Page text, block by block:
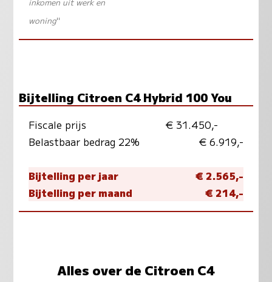
inkomen uit werk en
woning"
Bijtelling Citroen C4 Hybrid 100 You
Fiscale prijs
€ 31.450,-
Belastbaar bedrag 22%
€ 6.919,-
Bijtelling per jaar
€ 2.565,-
Bijtelling per maand
€ 214,-
Alles over de Citroen C4